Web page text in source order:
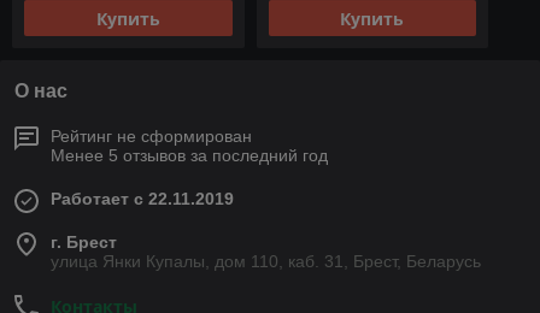
Купить Купить
О нас
Рейтинг не сформирован
Менее 5 отзывов за последний год
Работает с 22.11.2019
г. Брест
улица Янки Купалы, дом 110, каб. 31, Брест, Беларусь
Контакты